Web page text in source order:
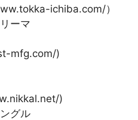
ichiba.com/）
ーマ
mfg.com/)
)
グル